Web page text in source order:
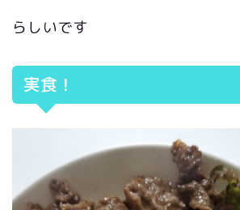
らしいです
実食！